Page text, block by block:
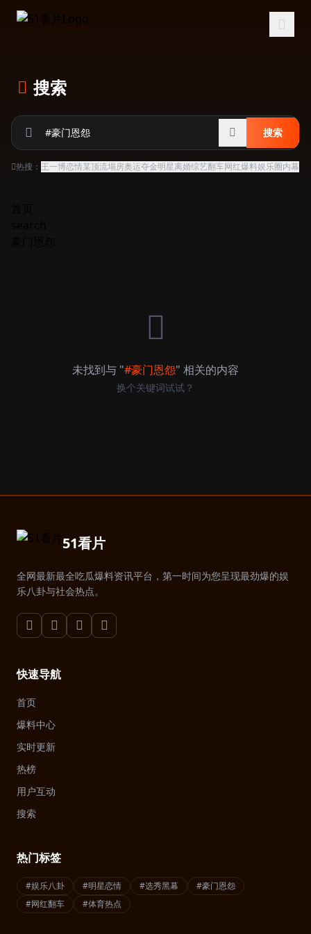
跳过导航
搜索
搜索
热搜： 王一博恋情某顶流塌房奥运夺金明星离婚综艺翻车网红爆料娱乐圈内幕
未找到与 "#豪门恩怨" 相关的内容
换个关键词试试？
51看片
全网最新最全吃瓜爆料资讯平台，第一时间为您呈现最劲爆的娱
乐八卦与社会热点。
快速导航
首页
爆料中心
实时更新
热榜
用户互动
搜索
热门标签
#娱乐八卦 #明星恋情 #选秀黑幕
#豪门恩怨
#网红翻车
#体育热点